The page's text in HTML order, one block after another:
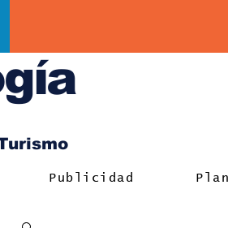
Publicidad